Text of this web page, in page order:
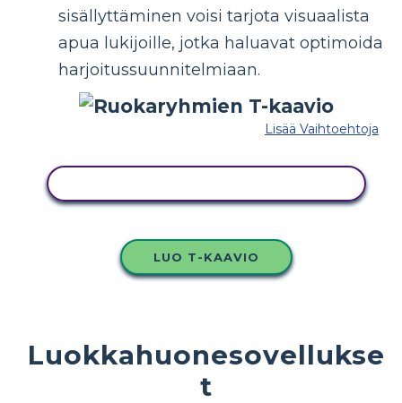
sisällyttäminen voisi tarjota visuaalista
apua lukijoille, jotka haluavat optimoida
harjoitussuunnitelmiaan.
Lisää Vaihtoehtoja
LUO T-KAAVIO
Luokkahuonesovellukse
t